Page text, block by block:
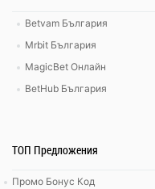
Betvam България
Mrbit България
MagicBet Онлайн
BetHub България
ТОП Предложения
Промо Бонус Код